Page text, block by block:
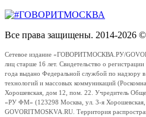
Все права защищены. 2014-2026
Сетевое издание «ГОВОРИТМОСКВА.РУ/
лиц старше 16 лет. Свидетельство о
года выдано Федеральной службой по надзору
технологий и массовых коммуникаций
Хорошевская, дом 12, пом. 22. Учредитель
«РУ ФМ» (123298 Москва, ул. 3-я
GOVORITMOSKVA.RU. Территория